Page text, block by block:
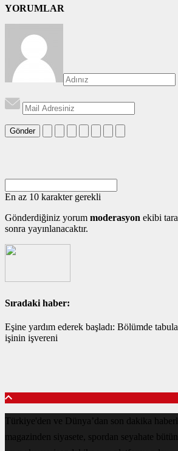
YORUMLAR
Gönder
En az 10 karakter gerekli
Gönderdiğiniz yorum moderasyon ekibi
sonra yayınlanacaktır.
Sıradaki haber:
Eşine yardım ederek başladı: Bölümde
işinin işvereni
Türkiye'den ve Dünya’dan son dakika
magazinden siyasete, spordan seyahate